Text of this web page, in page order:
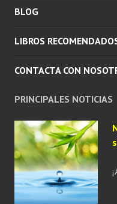
BLOG
LIBROS
CONTACTA CON
PRINCIPALES NOTICIAS